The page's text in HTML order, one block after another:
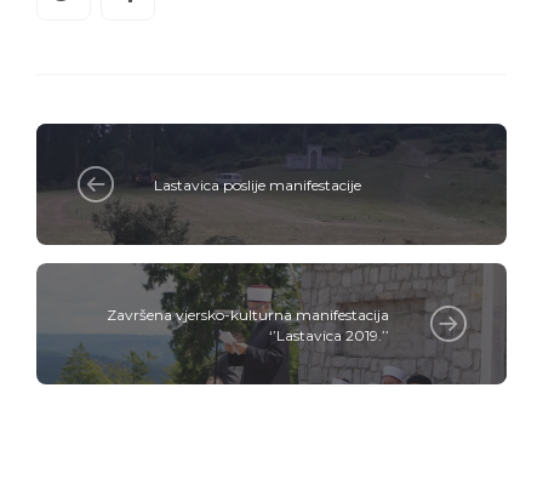
Lastavica poslije manifestacije
Završena vjersko-kulturna manifestacija
‘’Lastavica 2019.’’